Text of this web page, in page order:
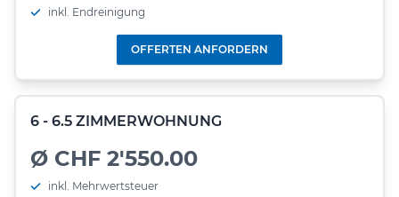
inkl. Endreinigung
OFFERTEN ANFORDERN
6 - 6.5 ZIMMERWOHNUNG
Ø CHF 2'550.00
inkl. Mehrwertsteuer